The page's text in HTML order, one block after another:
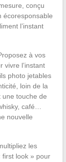
conçu
écoresponsable
l’instant
à vos
vivre l’instant
photo jetables
loin de la
touche de
café…
nouvelle
les
first look » pour